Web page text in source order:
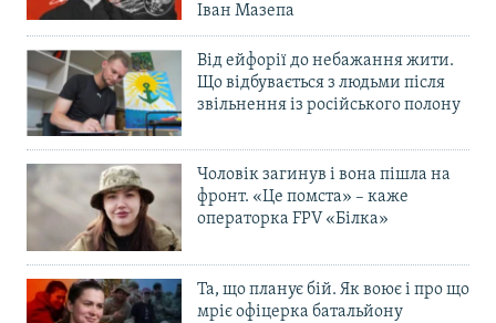
Іван Мазепа
Від ейфорії до небажання жити.
Що відбувається з людьми після
звільнення із російського полону
Чоловік загинув і вона пішла на
фронт. «Це помста» – каже
операторка FPV «Білка»
Та, що планує бій. Як воює і про що
мріє офіцерка батальйону